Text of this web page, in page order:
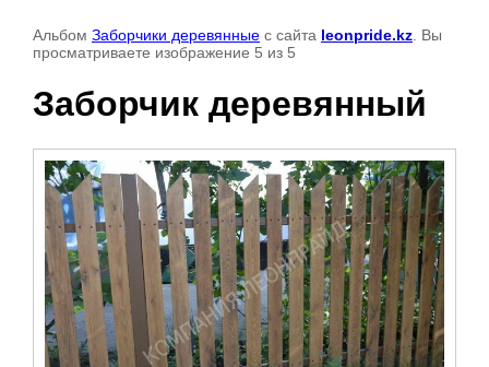
Альбом Заборчики деревянные с сайта leonpride.kz . Вы
просматриваете изображение 5 из 5
Заборчик деревянный